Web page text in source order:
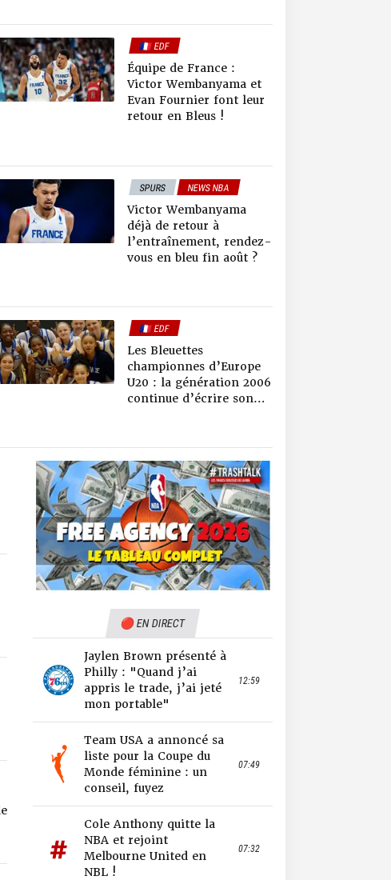
🇫🇷 EDF
Équipe de France :
Victor Wembanyama et
Evan Fournier font leur
retour en Bleus !
SPURS
NEWS NBA
🇫🇷 EDF
Victor Wembanyama
déjà de retour à
l’entraînement, rendez-
vous en bleu fin août ?
🇫🇷 EDF
Les Bleuettes
championnes d’Europe
U20 : la génération 2006
continue d’écrire son
🔴 EN DIRECT
Jaylen Brown présenté à
Philly : "Quand j’ai
appris le trade, j’ai jeté
mon portable"
12:59
Team USA a annoncé sa
liste pour la Coupe du
Monde féminine : un
conseil, fuyez
07:49
Cole Anthony quitte la
NBA et rejoint
Melbourne United en
NBL !
07:32